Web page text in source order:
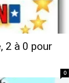
2 à 0 pour
0